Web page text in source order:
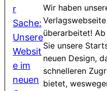
Wir haben
überarbeitet!
Sie unsere
neuen Design,
schnelleren
bietet,